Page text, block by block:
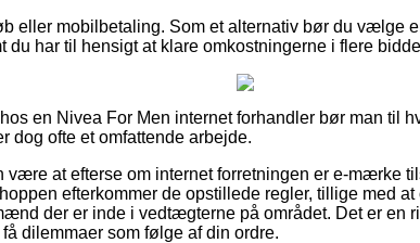
eller mobilbetaling. Som et alternativ bør du vælge
du har til hensigt at klare omkostningerne i flere
en Nivea For Men internet forhandler bør man til
dog ofte et omfattende arbejde.
være at efterse om internet forretningen er e-mærke
efterkommer de opstillede regler, tillige med
der er inde i vedtægterne på området. Det er en
dilemmaer som følge af din ordre.